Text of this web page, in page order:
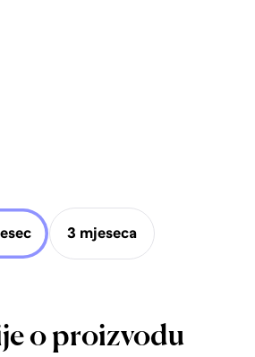
3 mjeseca
o proizvodu